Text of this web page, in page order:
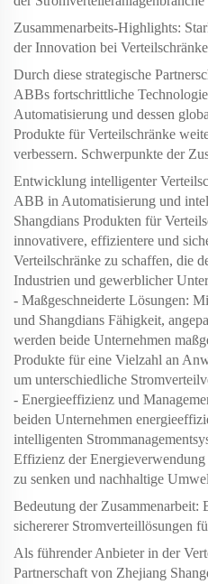
Zusammenarbeits-Highlights:
der Innovation bei
Durch diese strategische
ABBs fortschrittliche
Automatisierung und dessen
Produkte für Verteilschränke
verbessern. Schwerpunkte der
Entwicklung intelligenter
ABB in Automatisierung und
Shangdians Produkten für
innovativere, effizientere und
Verteilschränke zu schaffen, die
Industrien und gewerblicher
- Maßgeschneiderte Lösungen:
und Shangdians Fähigkeit,
werden beide Unternehmen
Produkte für eine Vielzahl an
um unterschiedliche
- Energieeffizienz und
beiden Unternehmen
intelligenten
Effizienz der Energieverwendung
zu senken und nachhaltige
Bedeutung der Zusammenarbeit:
sichererer Stromverteillösungen
Als führender Anbieter in der
Partnerschaft von Zhejiang